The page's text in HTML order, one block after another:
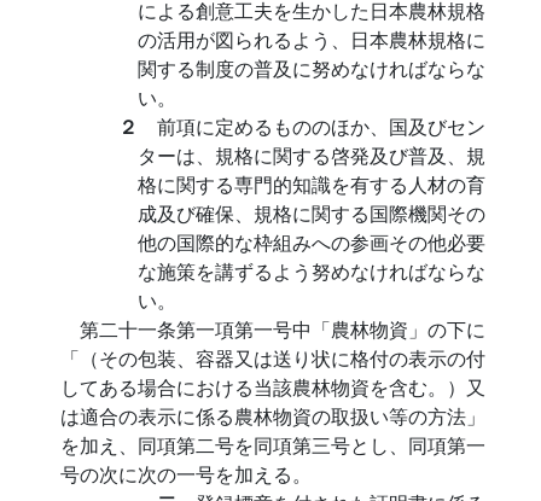
による創意工夫を生かした日本農林規格
の活用が図られるよう、日本農林規格に
関する制度の普及に努めなければならな
い。
２ 前項に定めるもののほか、国及びセン
ターは、規格に関する啓発及び普及、規
格に関する専門的知識を有する人材の育
成及び確保、規格に関する国際機関その
他の国際的な枠組みへの参画その他必要
な施策を講ずるよう努めなければならな
い。
第二十一条第一項第一号中「農林物資」の下に
「（その包装、容器又は送り状に格付の表示の付
してある場合における当該農林物資を含む。）又
は適合の表示に係る農林物資の取扱い等の方法」
を加え、同項第二号を同項第三号とし、同項第一
号の次に次の一号を加える。